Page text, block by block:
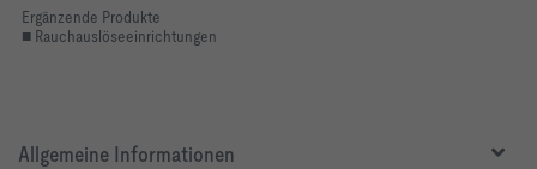
Ergänzende Produkte
■ Rauchauslöseeinrichtungen
Allgemeine Informationen